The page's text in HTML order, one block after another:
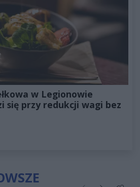
w Legionowie
się przy redukcji wagi bez